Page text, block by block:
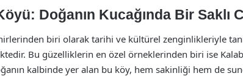
Doğanın Kucağında Bir Saklı
biri olarak tarihi ve kültürel zenginlikleriyle
Bu güzelliklerin en özel örneklerinden biri ise
kalbinde yer alan bu köy, hem sakinliği hem de